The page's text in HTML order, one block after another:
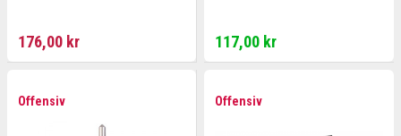
176,00 kr 117,00 kr
Offensiv Offensiv